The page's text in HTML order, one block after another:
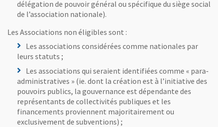
délégation de pouvoir général ou spécifique du siège social
de l’association nationale).
Les Associations non éligibles sont :
Les associations considérées comme nationales par
leurs statuts ;
Les associations qui seraient identifiées comme « para-
administratives » (ie. dont la création est à l’initiative des
pouvoirs publics, la gouvernance est dépendante des
représentants de collectivités publiques et les
financements proviennent majoritairement ou
exclusivement de subventions) ;